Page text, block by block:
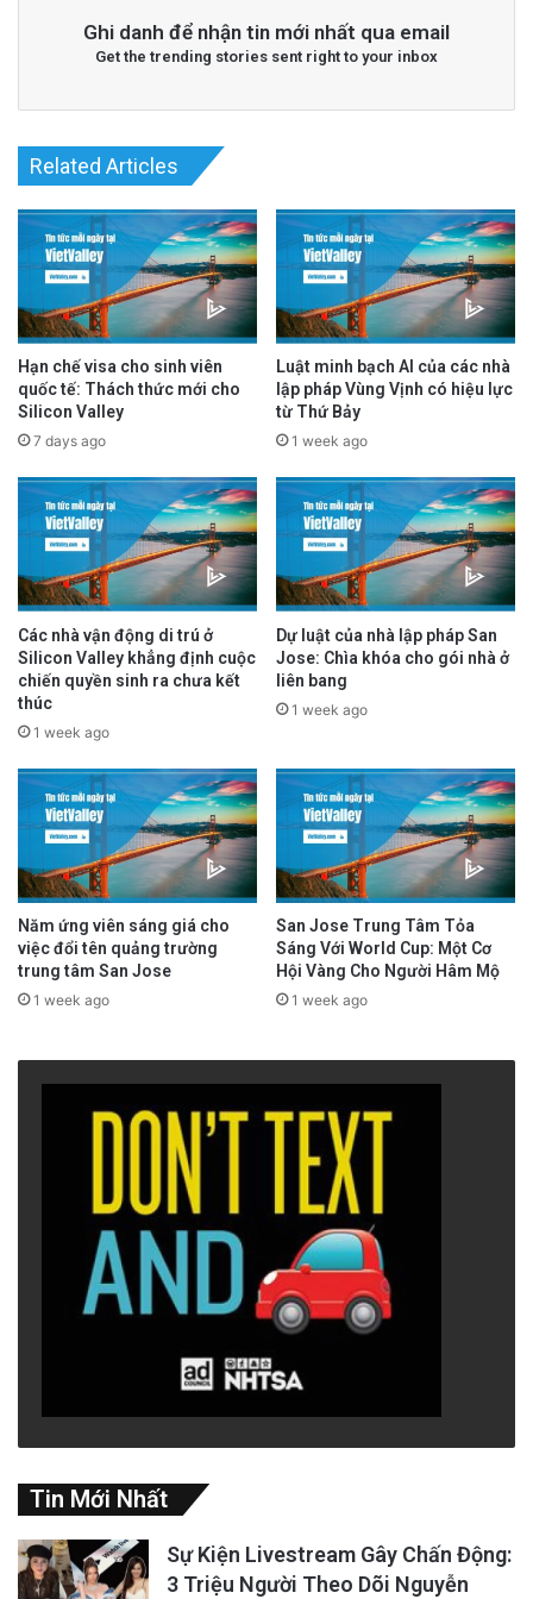
Read More@San Jose Spotlight
Ghi danh để nhận tin mới nhất qua email
Get the trending stories sent right to your inbox
Related Articles
Hạn chế visa cho sinh viên
quốc tế: Thách thức mới cho
Silicon Valley
7 days ago
Luật minh bạch AI của các nhà
lập pháp Vùng Vịnh có hiệu lực
từ Thứ Bảy
1 week ago
Các nhà vận động di trú ở
Silicon Valley khẳng định cuộc
chiến quyền sinh ra chưa kết
thúc
1 week ago
Dự luật của nhà lập pháp San
Jose: Chìa khóa cho gói nhà ở
liên bang
1 week ago
Năm ứng viên sáng giá cho
việc đổi tên quảng trường
trung tâm San Jose
1 week ago
San Jose Trung Tâm Tỏa
Sáng Với World Cup: Một Cơ
Hội Vàng Cho Người Hâm Mộ
1 week ago
Tin Mới Nhất
Sự Kiện Livestream Gây Chấn Động:
3 Triệu Người Theo Dõi Nguyễn